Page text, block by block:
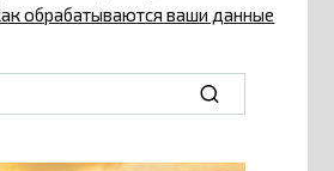
обрабатываются ваши данные